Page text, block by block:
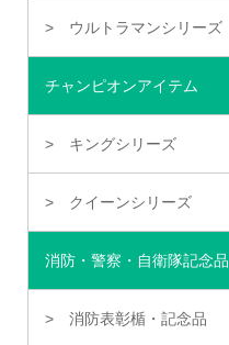
ウルトラマンシリーズ
チャンピオンアイテム
キングシリーズ
クイーンシリーズ
消防・警察・自衛隊記念品
消防表彰楯・記念品